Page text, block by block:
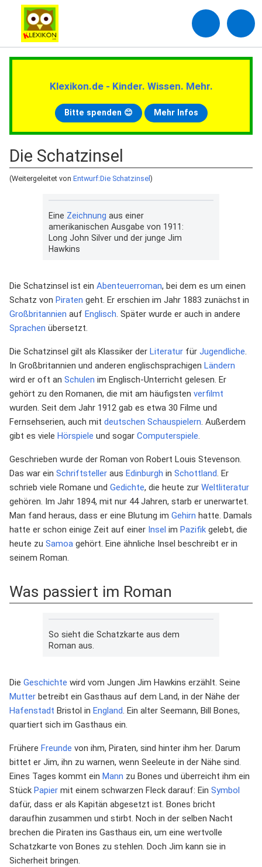
Klexikon.de - Kinder. Wissen. Mehr.
Bitte spenden 😊 Mehr Infos
Die Schatzinsel
(Weitergeleitet von Entwurf:Die Schatzinsel )
Eine Zeichnung aus einer
amerikanischen Ausgabe von 1911:
Long John Silver und der junge Jim
Hawkins
Die Schatzinsel ist ein Abenteuerroman, bei dem es um einen
Schatz von Piraten geht. Er erschien im Jahr 1883 zunächst in
Großbritannien auf Englisch. Später wurde er auch in andere
Sprachen übersetzt.
Die Schatzinsel gilt als Klassiker der Literatur für Jugendliche.
In Großbritannien und anderen englischsprachigen Ländern
wird er oft an Schulen im Englisch-Unterricht gelesen. Er
gehört zu den Romanen, die mit am häufigsten verfilmt
wurden. Seit dem Jahr 1912 gab es etwa 30 Filme und
Fernsehserien, auch mit deutschen Schauspielern. Außerdem
gibt es viele Hörspiele und sogar Computerspiele.
Geschrieben wurde der Roman von Robert Louis Stevenson.
Das war ein Schriftsteller aus Edinburgh in Schottland. Er
schrieb viele Romane und Gedichte, die heute zur Weltliteratur
gehören. Im Jahr 1894, mit nur 44 Jahren, starb er unerwartet.
Man fand heraus, dass er eine Blutung im Gehirn hatte. Damals
hatte er schon einige Zeit auf einer Insel im Pazifik gelebt, die
heute zu Samoa gehört. Eine ähnliche Insel beschreibt er in
seinem Roman.
Was passiert im Roman
So sieht die Schatzkarte aus dem
Roman aus.
Die Geschichte wird vom Jungen Jim Hawkins erzählt. Seine
Mutter betreibt ein Gasthaus auf dem Land, in der Nähe der
Hafenstadt Bristol in England. Ein alter Seemann, Bill Bones,
quartiert sich im Gasthaus ein.
Frühere Freunde von ihm, Piraten, sind hinter ihm her. Darum
bittet er Jim, ihn zu warnen, wenn Seeleute in der Nähe sind.
Eines Tages kommt ein Mann zu Bones und überreicht ihm ein
Stück Papier mit einem schwarzen Fleck darauf: Ein Symbol
dafür, dass er als Kapitän abgesetzt ist. Bones bricht
daraufhin zusammen und stirbt. Noch in der selben Nacht
brechen die Piraten ins Gasthaus ein, um eine wertvolle
Schatzkarte von Bones zu stehlen. Doch Jim kann sie in
Sicherheit bringen.